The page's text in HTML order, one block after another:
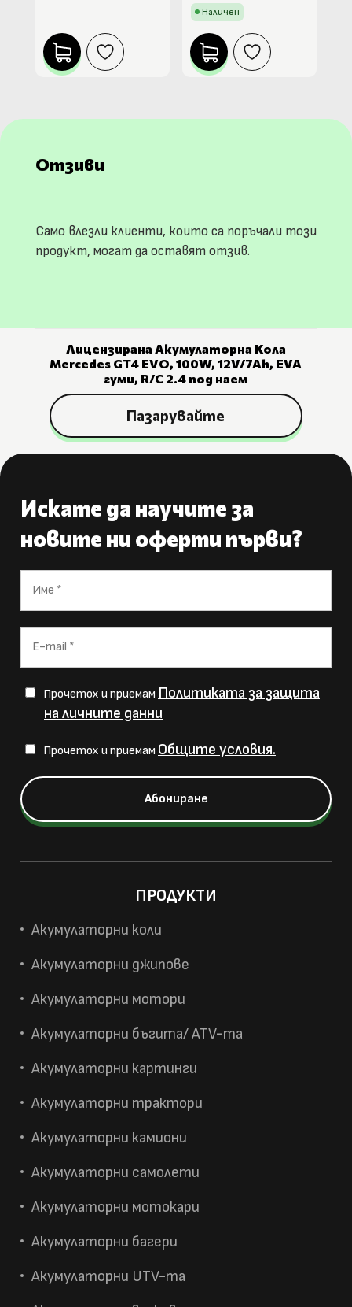
Наличен
Отзиви
Само влезли клиенти, които са поръчали този
продукт, могат да оставят отзив.
Лицензирана Акумулаторна Кола
Mercedes GT4 EVO, 100W, 12V/7Ah, EVA
гуми, R/C 2.4 под наем
Пазарувайте
Искате да научите за
новите ни оферти първи?
Прочетох и приемам Политиката за защита
на личните данни
Прочетох и приемам Общите условия.
ПРОДУКТИ
Акумулаторни коли
Акумулаторни джипове
Акумулаторни мотори
Акумулаторни бъгита/ ATV-та
Акумулаторни картинги
Акумулаторни трактори
Акумулаторни камиони
Акумулаторни самолети
Акумулаторни мотокари
Акумулаторни багери
Акумулаторни UTV-та